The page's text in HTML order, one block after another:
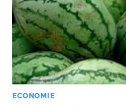
ECONOMIE